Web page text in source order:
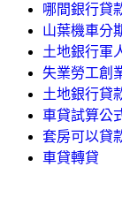
哪間銀行貸
山葉機車分
土地銀行軍
失業勞工創
土地銀行貸
車貸試算公
套房可以貸
車貸轉貸